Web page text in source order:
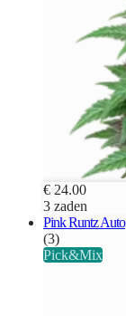
€ 24.00
3 zaden
Pink Runtz Auto
(3)
Pick&Mix